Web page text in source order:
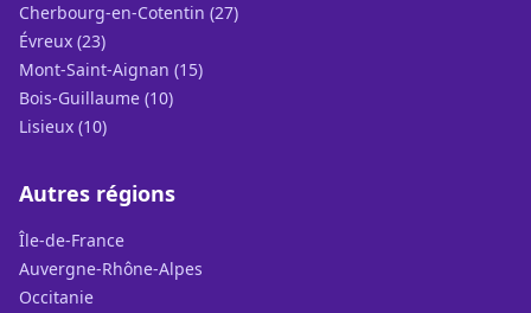
Cherbourg-en-Cotentin (27)
Évreux (23)
Mont-Saint-Aignan (15)
Bois-Guillaume (10)
Lisieux (10)
Autres régions
Île-de-France
Auvergne-Rhône-Alpes
Occitanie